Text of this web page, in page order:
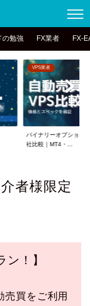
の勉強 FX業者 FX-
VPS業者
バイナリーオプション
社比較｜MT4・...
者様限定
ン！】
買をご利用